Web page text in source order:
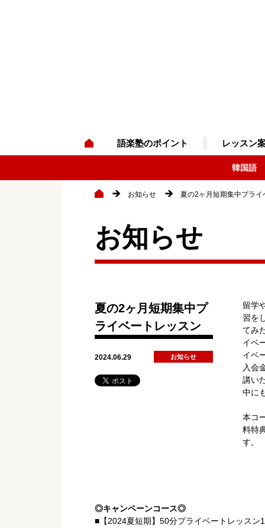
語楽塾のポイント レッスン
韓国語
お知らせ 夏の2ヶ月短期集中プライ
お知らせ
夏の2ヶ月短期集中プ
ライベートレッスン
2024.06.29 お知らせ
留学
習を
てみ
イベ
イベ
入会
講い
中に
本コ
料特
す。
◎キャンペーンコース◎
■【2024夏短期】50分プライベートレッス